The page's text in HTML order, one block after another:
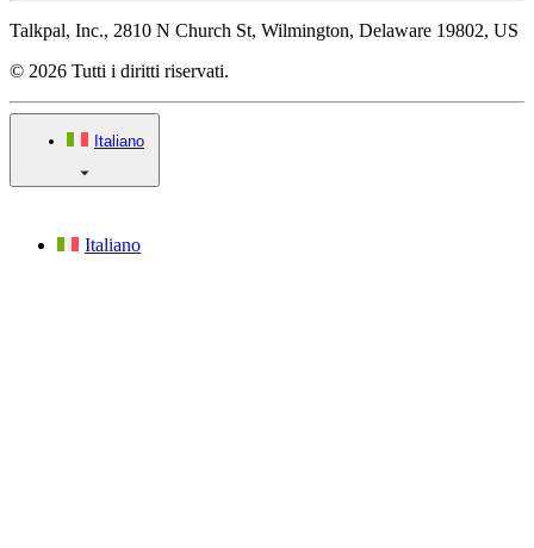
Talkpal, Inc., 2810 N Church St, Wilmington, Delaware 19802, US
© 2026 Tutti i diritti riservati.
Italiano
Italiano